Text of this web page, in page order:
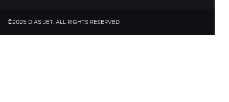
©2025 DIAS JET. ALL RIGHTS RESERVED